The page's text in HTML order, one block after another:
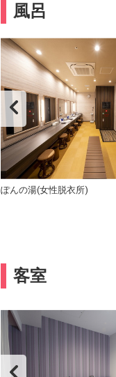
風呂
ぽんの湯(女性脱衣所)
客室